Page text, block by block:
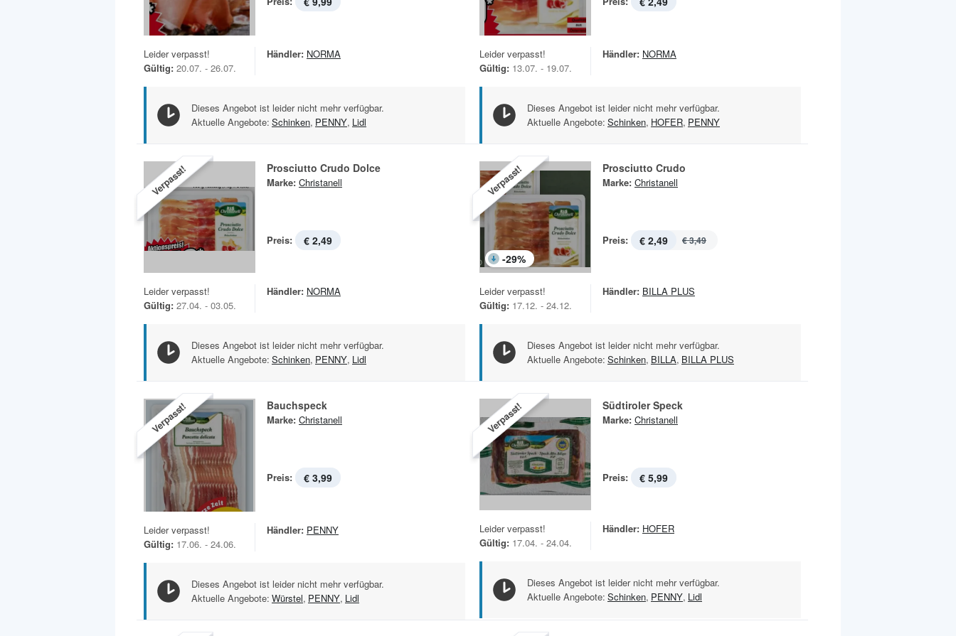
Leider verpasst!
Gültig: 20.07. - 26.07.
Händler: NORMA
Dieses Angebot ist leider nicht mehr verfügbar.
Aktuelle Angebote: Schinken, PENNY, Lidl
Leider verpasst!
Gültig: 13.07. - 19.07.
Händler: NORMA
Dieses Angebot ist leider nicht mehr verfügbar.
Aktuelle Angebote: Schinken, HOFER, PENNY
Verpasst! Prosciutto Crudo Dolce
Marke: Christanell
Preis: € 2,49
Leider verpasst!
Gültig: 27.04. - 03.05.
Händler: NORMA
Dieses Angebot ist leider nicht mehr verfügbar.
Aktuelle Angebote: Schinken, PENNY, Lidl
Verpasst!
-29%
Prosciutto Crudo
Marke: Christanell
Preis: € 2,49 € 3,49
Leider verpasst!
Gültig: 17.12. - 24.12.
Händler: BILLA PLUS
Dieses Angebot ist leider nicht mehr verfügbar.
Aktuelle Angebote: Schinken, BILLA, BILLA PLUS
Verpasst! Bauchspeck
Marke: Christanell
Preis: € 3,99
Leider verpasst!
Gültig: 17.06. - 24.06.
Händler: PENNY
Dieses Angebot ist leider nicht mehr verfügbar.
Aktuelle Angebote: Würstel, PENNY, Lidl
Verpasst! Südtiroler Speck
Marke: Christanell
Preis: € 5,99
Leider verpasst!
Gültig: 17.04. - 24.04.
Händler: HOFER
Dieses Angebot ist leider nicht mehr verfügbar.
Aktuelle Angebote: Schinken, PENNY, Lidl